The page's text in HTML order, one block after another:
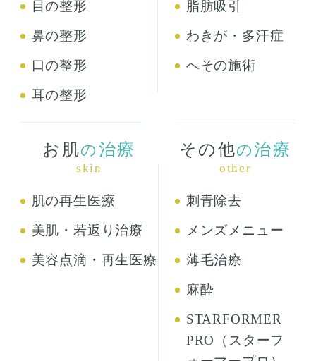
目の整形
鼻の整形
口の整形
耳の整形
脂肪吸引
わきが・多汗症
へその施術
お肌の 治療
skin
肌の再生医療
美肌・若返り治療
美容点滴・再生医療
その他の治療
other
刺青除去
メンズメニュー
薄毛治療
麻酔
STARFORMER
PRO（スターフ